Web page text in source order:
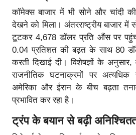
कॉमेक्स बाजार में भी सोने और चांदी
देखने को मिला। अंतरराष्ट्रीय बाजार
टूटकर 4,678 डॉलर प्रति औंस पर
0.04 प्रतिशत की बढ़त के साथ 80
करती दिखाई दी। विशेषज्ञों के अनुसार,
राजनीतिक घटनाक्रमों पर
अमेरिका और ईरान के बीच बढ़ता
प्रभावित कर रहा है।
ट्रंप के बयान से बढ़ी